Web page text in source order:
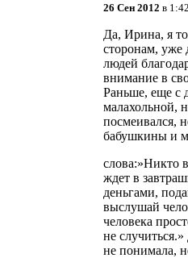
26 Сен 2012 в 1:42
Да, Ирина, я
сторонам, уже
людей
внимание в
Раньше, еще с
малахольной,
посмеивался,
бабушкины и
слова:»Никто
ждет в
деньгами,
выслушай
человека
не
не понимала,